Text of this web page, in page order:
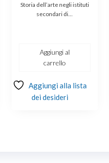
Storia dell’arte negli istituti
secondari di…
Aggiungi al
carrello
Aggiungi alla lista
dei desideri